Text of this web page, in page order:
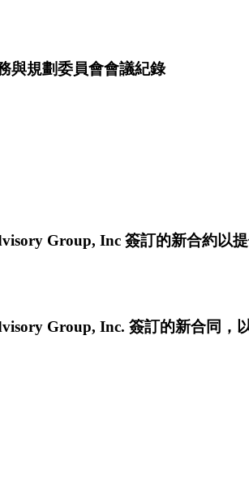
與規劃委員會會議紀錄
Group, Inc 簽訂的新合約以
Group, Inc. 簽訂的新合同，